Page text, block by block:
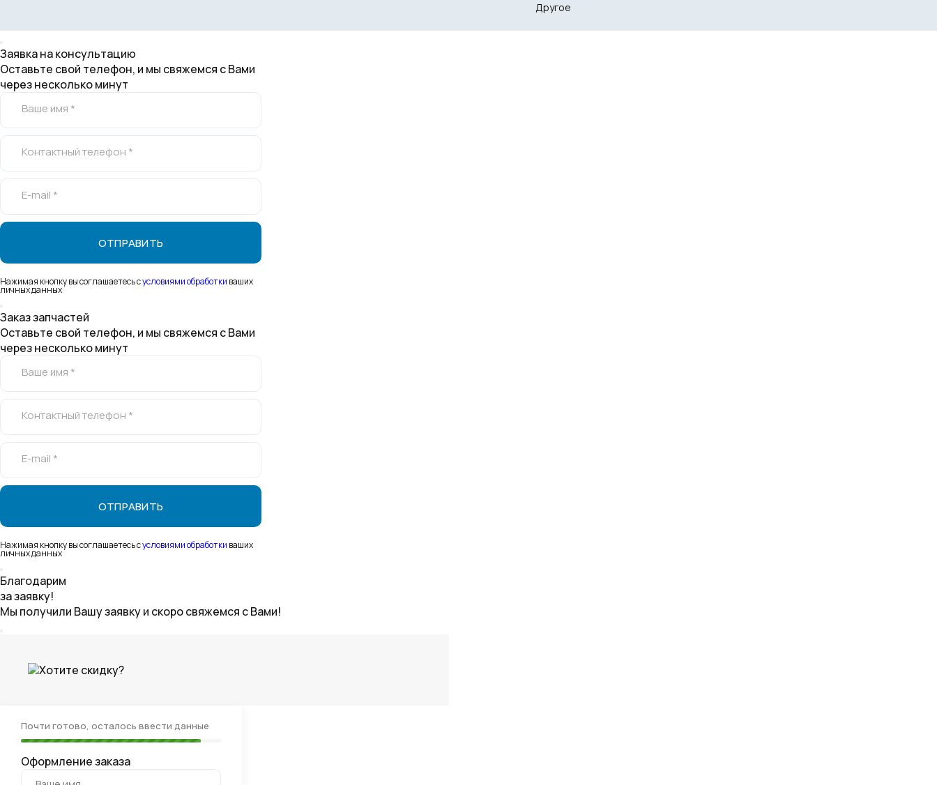
Другое
Заявка на консультацию
Оставьте свой телефон, и мы свяжемся с Вами
через несколько минут
Ваше имя *
Контактный телефон *
E-mail *
Нажимая кнопку вы соглашаетесь сусловиями обработки ваших
личных данных
Заказ запчастей
Оставьте свой телефон, и мы свяжемся с Вами
через несколько минут
Ваше имя *
Контактный телефон *
E-mail *
Нажимая кнопку вы соглашаетесь сусловиями обработки ваших
личных данных
Благодарим
за заявку!
Мы получили Вашу заявку и скоро свяжемся с Вами!
Хотите скидку?
Почти готово, осталось ввести данные
Оформление заказа